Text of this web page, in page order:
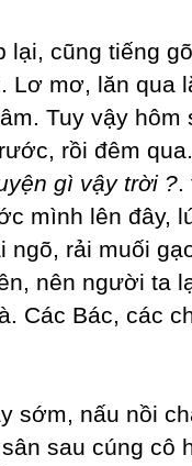
lại, cũng tiếng
Lơ mơ, lăn qua
Tuy vậy hôm
rồi đêm
gì vậy trời ?
mình lên đây,
ngõ, rải muối
nên người ta
Các Bác, các
sớm, nấu nồi
sau cúng cô